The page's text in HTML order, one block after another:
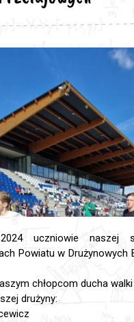
uczniowie naszej
Powiatu w Drużynowych
chłopcom ducha
drużyny: